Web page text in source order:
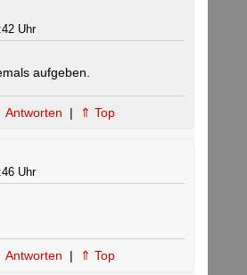
Uhr
aufgeben.
Antworten | ⇑ Top
Uhr
Antworten | ⇑ Top